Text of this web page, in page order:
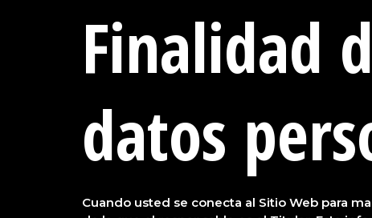
Finalidad
datos
Cuando usted se conecta al Sitio Web para